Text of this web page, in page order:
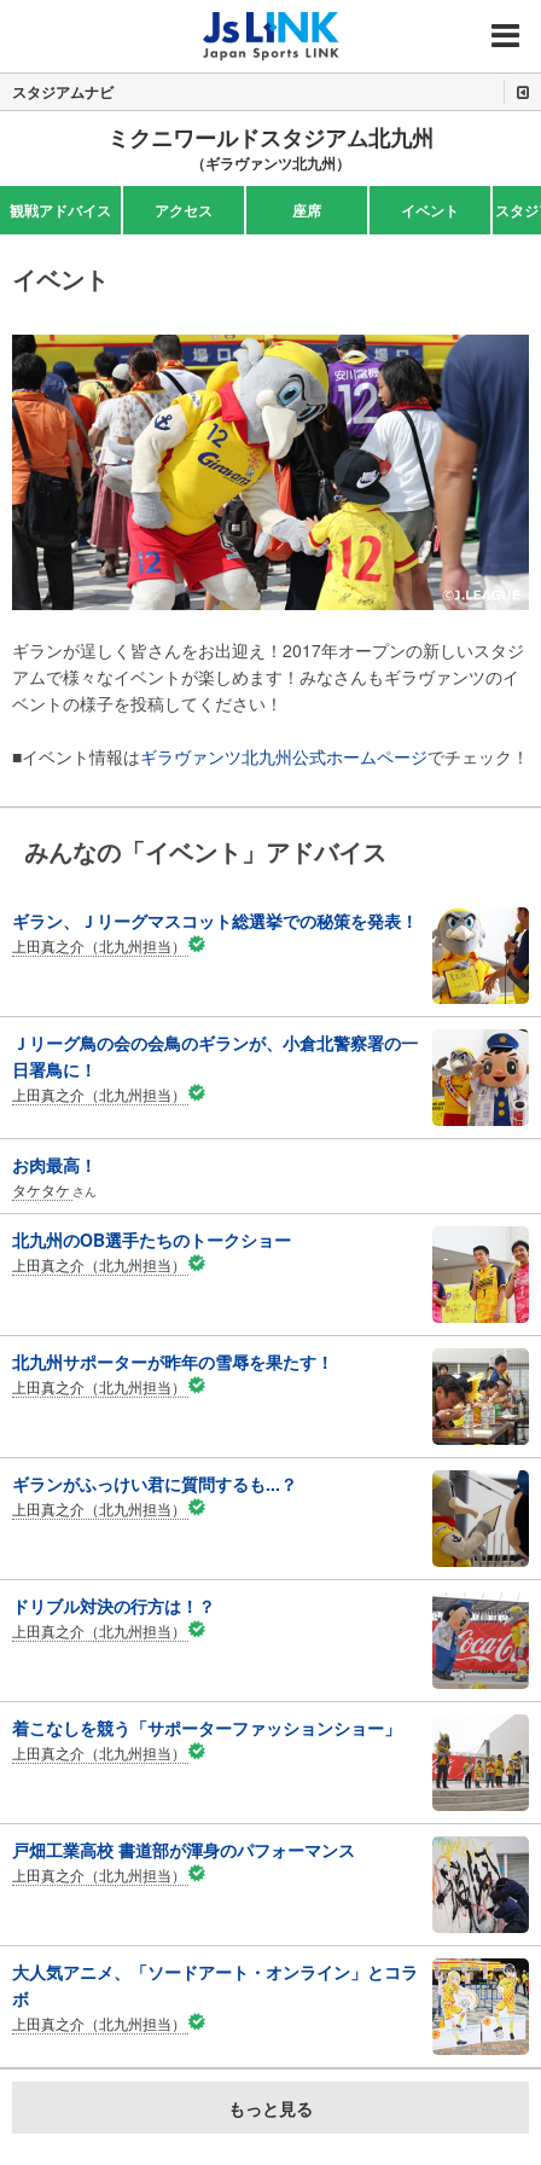
MENU
スタジアムナビ
ミクニワールドスタジアム北九州
（ギラヴァンツ北九州）
観戦アドバイス アクセス 座席 イベント スタ
イベント
ギランが逞しく皆さんをお出迎え！2017年オープンの新しいスタジ
アムで様々なイベントが楽しめます！みなさんもギラヴァンツのイ
ベントの様子を投稿してください！
■イベント情報はギラヴァンツ北九州公式ホームページでチェック！
みんなの「イベント」アドバイス
ギラン、Ｊリーグマスコット総選挙での秘策を発表！
上田真之介（北九州担当）
Ｊリーグ鳥の会の会鳥のギランが、小倉北警察署の一
日署鳥に！
上田真之介（北九州担当）
お肉最高！
タケタケ さん
北九州のOB選手たちのトークショー
上田真之介（北九州担当）
北九州サポーターが昨年の雪辱を果たす！
上田真之介（北九州担当）
ギランがふっけい君に質問するも...？
上田真之介（北九州担当）
ドリブル対決の行方は！？
上田真之介（北九州担当）
着こなしを競う「サポーターファッションショー」
上田真之介（北九州担当）
戸畑工業高校 書道部が渾身のパフォーマンス
上田真之介（北九州担当）
大人気アニメ、「ソードアート・オンライン」とコラ
ボ
上田真之介（北九州担当）
もっと見る